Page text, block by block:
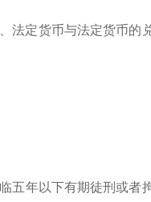
法定货币与法定货币的
五年以下有期徒刑或者